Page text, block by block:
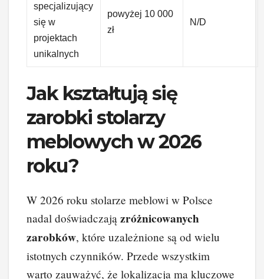
specjalizujący
się w
projektach
unikalnych
powyżej 10 000
zł
N/D
Jak kształtują się
zarobki stolarzy
meblowych w 2026
roku?
W 2026 roku stolarze meblowi w Polsce
nadal doświadczają zróżnicowanych
zarobków, które uzależnione są od wielu
istotnych czynników. Przede wszystkim
warto zauważyć, że lokalizacja ma kluczowe